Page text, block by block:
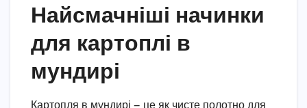
Найсмачніші начинки
для картоплі в
мундирі